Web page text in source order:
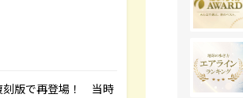
刻版で再登場！ 当時